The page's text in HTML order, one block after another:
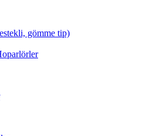
gömme tip)